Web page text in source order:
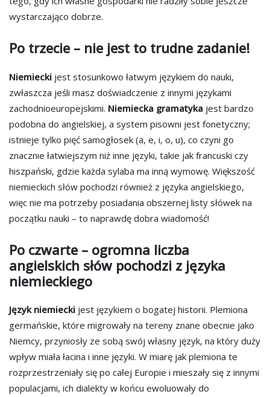
wystarczająco dobrze.
Po trzecie – nie jest to trudne zadanie!
Niemiecki jest stosunkowo łatwym językiem do nauki,
zwłaszcza jeśli masz doświadczenie z innymi językami
zachodnioeuropejskimi. Niemiecka gramatyka jest bardzo
podobna do angielskiej, a system pisowni jest fonetyczny;
istnieje tylko pięć samogłosek (a, e, i, o, u), co czyni go
znacznie łatwiejszym niż inne języki, takie jak francuski czy
hiszpański, gdzie każda sylaba ma inną wymowę. Większość
niemieckich słów pochodzi również z języka angielskiego,
więc nie ma potrzeby posiadania obszernej listy słówek na
początku nauki – to naprawdę dobra wiadomość!
Po czwarte – ogromna liczba
angielskich słów pochodzi z języka
niemieckiego
Język niemiecki jest językiem o bogatej historii. Plemiona
germańskie, które migrowały na tereny znane obecnie jako
Niemcy, przyniosły ze sobą swój własny język, na który duży
wpływ miała łacina i inne języki. W miarę jak plemiona te
rozprzestrzeniały się po całej Europie i mieszały się z innymi
populacjami, ich dialekty w końcu ewoluowały do